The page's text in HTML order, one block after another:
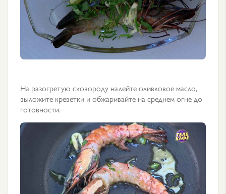
На разогретую сковороду налейте оливковое масло,
выложите креветки и обжаривайте на среднем огне до
готовности.